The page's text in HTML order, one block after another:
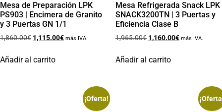
Mesa de Preparación LPK
PS903 | Encimera de Granito
y 3 Puertas GN 1/1
1,860.00€ 1,115.00€ más IVA.
Añadir al carrito
Mesa Refrigerada Snack LPK
SNACK3200TN | 3 Puertas y
Eficiencia Clase B
1,965.00€ 1,160.00€ más IVA.
Añadir al carrito
¡Oferta!